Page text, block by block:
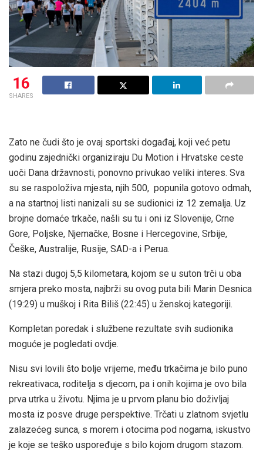
16
SHARES
Zato ne čudi što je ovaj sportski događaj, koji već petu
godinu zajednički organiziraju Du Motion i Hrvatske ceste
uoči Dana državnosti, ponovno privukao veliki interes. Sva
su se raspoloživa mjesta, njih 500, popunila gotovo odmah,
a na startnoj listi nanizali su se sudionici iz 12 zemalja. Uz
brojne domaće trkače, našli su tu i oni iz Slovenije, Crne
Gore, Poljske, Njemačke, Bosne i Hercegovine, Srbije,
Češke, Australije, Rusije, SAD-a i Perua.
Na stazi dugoj 5,5 kilometara, kojom se u suton trči u oba
smjera preko mosta, najbrži su ovog puta bili Marin Desnica
(19:29) u muškoj i Rita Biliš (22:45) u ženskoj kategoriji.
Kompletan poredak i službene rezultate svih sudionika
moguće je pogledati ovdje.
Nisu svi lovili što bolje vrijeme, među trkačima je bilo puno
rekreativaca, roditelja s djecom, pa i onih kojima je ovo bila
prva utrka u životu. Njima je u prvom planu bio doživljaj
mosta iz posve druge perspektive. Trčati u zlatnom svjetlu
zalazećeg sunca, s morem i otocima pod nogama, iskustvo
je koje se teško uspoređuje s bilo kojom drugom stazom.